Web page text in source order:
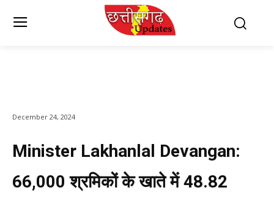
December 24, 2024
Minister Lakhanlal Devangan:
66,000 श्रमिकों के खाते में 48.82